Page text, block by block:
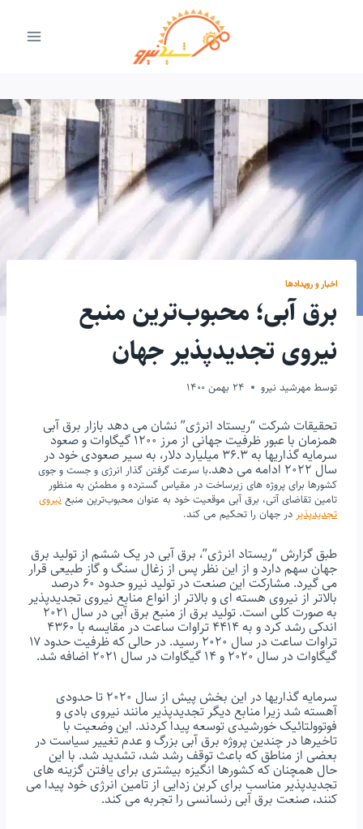
اخبار و رویدادها
برق آبی؛ محبوب‌ترین منبع
نیروی تجدیدپذیر جهان
توسط مهرشید نیرو 24 بهمن 1400
تحقیقات شرکت “ریستاد انرژی” نشان می دهد بازار برق آبی
همزمان با عبور ظرفیت جهانی از مرز ۱۲۰۰ گیگاوات و صعود
سرمایه گذاریها به ۳۶.۳ میلیارد دلار، به سیر صعودی خود در
سال ۲۰۲۲ ادامه می دهد.
با سرعت گرفتن گذار انرژی و جست و جوی
کشورها برای پروژه های زیرساخت در مقیاس گسترده و مطمئن به منظور
تامین تقاضای آتی، برق آبی موقعیت خود به عنوان محبوب‌ترین منبع نیروی
تجدیدپذیر در جهان را تحکیم می کند.
طبق گزارش “ریستاد انرژی”، برق آبی در یک ششم از تولید برق
جهان سهم دارد و از این نظر پس از زغال سنگ و گاز طبیعی قرار
می گیرد. مشارکت این صنعت در تولید نیرو حدود ۶۰ درصد
بالاتر از نیروی هسته ای و بالاتر از انواع منابع نیروی تجدیدپذیر
به صورت کلی است. تولید برق از منبع برق آبی در سال ۲۰۲۱
اندکی رشد کرد و به ۴۴۱۴ تراوات ساعت در مقایسه با ۴۳۶۰
تراوات ساعت در سال ۲۰۲۰ رسید. در حالی که ظرفیت حدود ۱۷
گیگاوات در سال ۲۰۲۰ و ۱۴ گیگاوات در سال ۲۰۲۱ اضافه شد.
سرمایه گذاریها در این بخش پیش از سال ۲۰۲۰ تا حدودی
آهسته شد زیرا منابع دیگر تجدیدپذیر مانند نیروی بادی و
فوتوولتائیک خورشیدی توسعه پیدا کردند. این وضعیت با
تاخیرها در چندین پروژه برق آبی بزرگ و عدم تغییر سیاست در
بعضی از مناطق که باعث توقف رشد شد، تشدید شد. با این
حال همچنان که کشورها انگیزه بیشتری برای یافتن گزینه های
تجدیدپذیر مناسب برای کربن زدایی از تامین انرژی خود پیدا می
کنند، صنعت برق آبی رنسانسی را تجربه می کند.